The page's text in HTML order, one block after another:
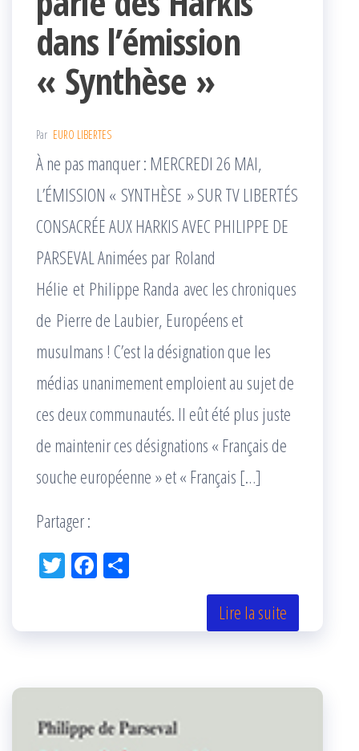
dans l’émission
« Synthèse »
Par EURO LIBERTES
À ne pas manquer : MERCREDI 26 MAI,
L’ÉMISSION « SYNTHÈSE » SUR TV LIBERTÉS
CONSACRÉE AUX HARKIS AVEC PHILIPPE DE
PARSEVAL Animées par Roland
Hélie et Philippe Randa avec les chroniques
de Pierre de Laubier, Européens et
musulmans ! C’est la désignation que les
médias unanimement emploient au sujet de
ces deux communautés. Il eût été plus juste
de maintenir ces désignations « Français de
souche européenne » et « Français […]
Partager :
Tw Fac
k r
Lire la suite